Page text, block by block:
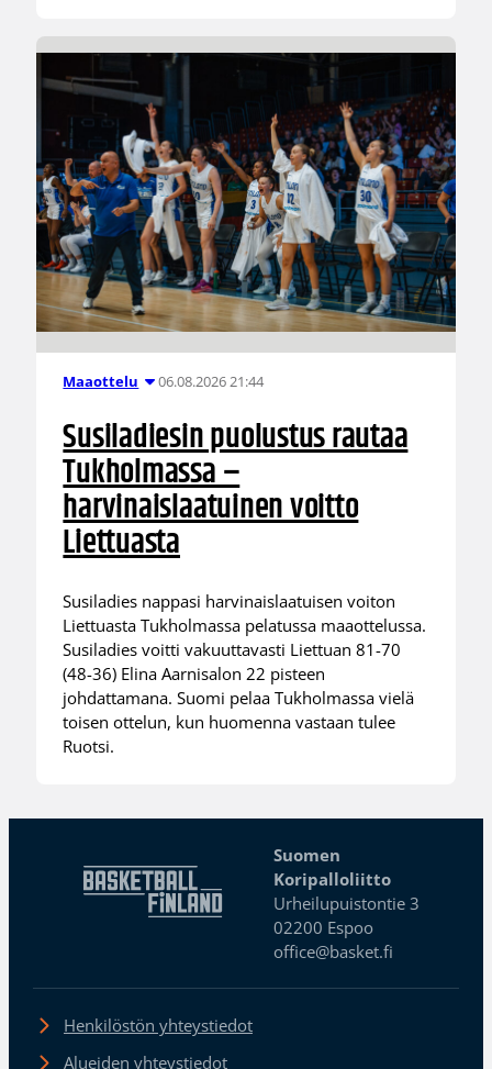
Maaottelu 06.08.2026 21:44
Susiladiesin puolustus rautaa
Tukholmassa –
harvinaislaatuinen voitto
Liettuasta
Susiladies nappasi harvinaislaatuisen voiton
Liettuasta Tukholmassa pelatussa maaottelussa.
Susiladies voitti vakuuttavasti Liettuan 81-70
(48-36) Elina Aarnisalon 22 pisteen
johdattamana. Suomi pelaa Tukholmassa vielä
toisen ottelun, kun huomenna vastaan tulee
Ruotsi.
Suomen
Koripalloliitto
Urheilupuistontie 3
02200 Espoo
office@basket.fi
Henkilöstön yhteystiedot
Alueiden yhteystiedot